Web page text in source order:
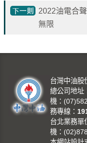
訂
閱
府
資
料
開
2022油電合
無限
台灣中油股
總公司地
機：
務專線：
台北業務
機：